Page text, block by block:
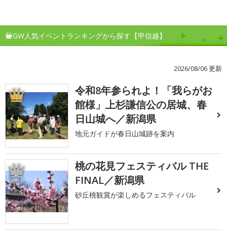
GW人気イベントランキングから探す【甲信越】
2026/08/06 更新
1
令和8年参られよ！「我らがお
館様」上杉謙信公の居城、春
日山城へ／新潟県
地元ガイドが春日山城跡を案内
2
桃の花見フェスティバル THE
FINAL／新潟県
砂丘桃観賞が楽しめるフェスティバル